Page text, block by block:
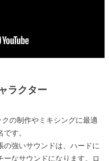
ラクター
の制作やミキシングに最適
す。
強いサウンドは、ハードに
なサウンドになります。ロ